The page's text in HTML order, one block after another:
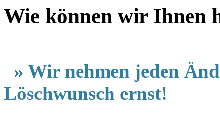
Wie können wir Ihnen
» Wir nehmen jeden
Löschwunsch ernst!